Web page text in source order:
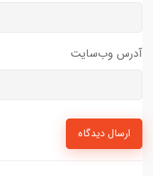
آدرس وب‌سایت
ارسال دیدگاه